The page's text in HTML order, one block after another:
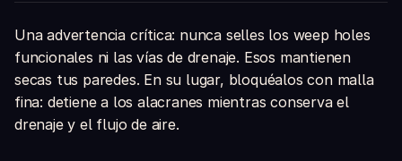
Una advertencia crítica: nunca selles los weep holes
funcionales ni las vías de drenaje. Esos mantienen
secas tus paredes. En su lugar, bloquéalos con malla
fina: detiene a los alacranes mientras conserva el
drenaje y el flujo de aire.